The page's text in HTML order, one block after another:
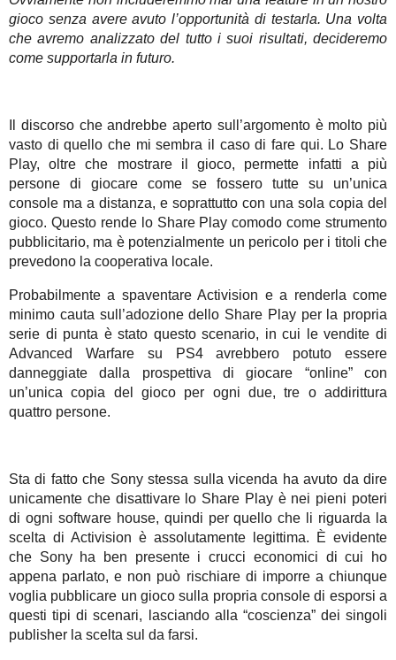
gioco senza avere avuto l’opportunità di testarla. Una volta
che avremo analizzato del tutto i suoi risultati, decideremo
come supportarla in futuro.
Il discorso che andrebbe aperto sull’argomento è molto più
vasto di quello che mi sembra il caso di fare qui. Lo Share
Play, oltre che mostrare il gioco, permette infatti a più
persone di giocare come se fossero tutte su un’unica
console ma a distanza, e soprattutto con una sola copia del
gioco. Questo rende lo Share Play comodo come strumento
pubblicitario, ma è potenzialmente un pericolo per i titoli che
prevedono la cooperativa locale.
Probabilmente a spaventare Activision e a renderla come
minimo cauta sull’adozione dello Share Play per la propria
serie di punta è stato questo scenario, in cui le vendite di
Advanced Warfare su PS4 avrebbero potuto essere
danneggiate dalla prospettiva di giocare “online” con
un’unica copia del gioco per ogni due, tre o addirittura
quattro persone.
Sta di fatto che Sony stessa sulla vicenda ha avuto da dire
unicamente che disattivare lo Share Play è nei pieni poteri
di ogni software house, quindi per quello che li riguarda la
scelta di Activision è assolutamente legittima. È evidente
che Sony ha ben presente i crucci economici di cui ho
appena parlato, e non può rischiare di imporre a chiunque
voglia pubblicare un gioco sulla propria console di esporsi a
questi tipi di scenari, lasciando alla “coscienza” dei singoli
publisher la scelta sul da farsi.